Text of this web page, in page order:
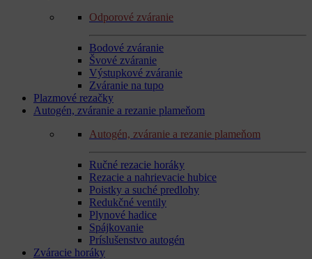
Odporové zváranie
Bodové zváranie
Švové zváranie
Výstupkové zváranie
Zváranie na tupo
Plazmové rezačky
Autogén, zváranie a rezanie plameňom
Autogén, zváranie a rezanie plameňom
Ručné rezacie horáky
Rezacie a nahrievacie hubice
Poistky a suché predlohy
Redukčné ventily
Plynové hadice
Spájkovanie
Príslušenstvo autogén
Zváracie horáky